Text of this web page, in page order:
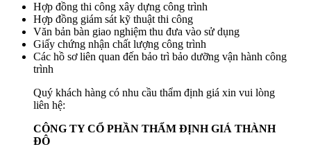
Hợp đồng thi công xây dựng công trình
Hợp đồng giám sát kỹ thuật thi công
Văn bản bàn giao nghiệm thu đưa vào sử dụng
Giấy chứng nhận chất lượng công trình
Các hồ sơ liên quan đến bảo trì bảo dưỡng vận hành công
trình
Quý khách hàng có nhu cầu thẩm định giá xin vui lòng
liên hệ:
CÔNG TY CỔ PHẦN THẨM ĐỊNH GIÁ THÀNH
ĐÔ